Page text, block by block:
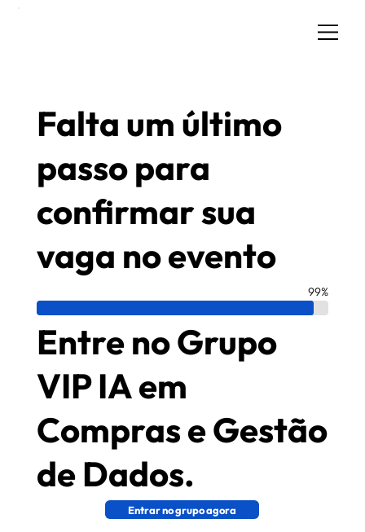
Falta um último
passo para
confirmar sua
vaga no evento
99%
Entre no Grupo
VIP IA em
Compras e Gestão
de Dados.
Entrar no grupo agora